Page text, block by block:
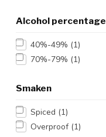
Alcohol percentage
40%-49% (1)
70%-79% (1)
Smaken
Spiced (1)
Overproof (1)